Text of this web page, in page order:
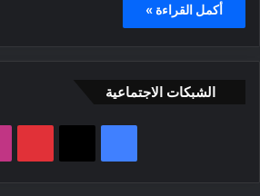
أكمل القراءة »
الشبكات الاجتماعية